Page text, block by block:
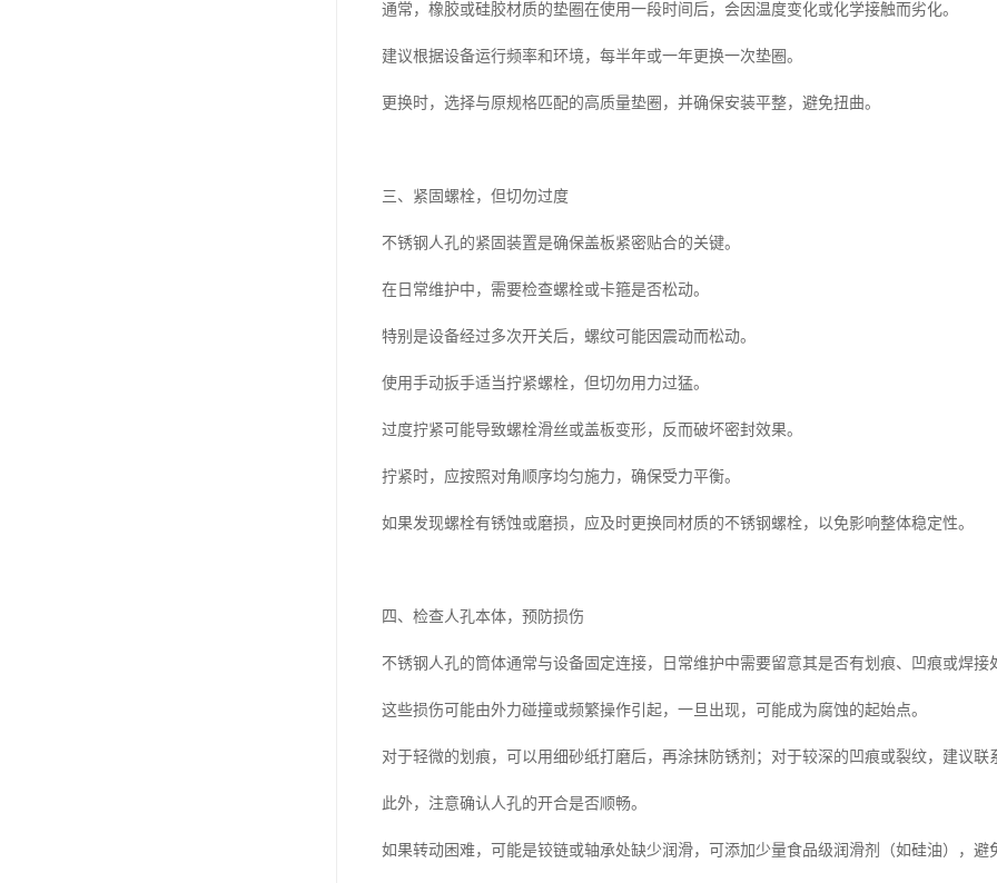
通常，橡胶或硅胶材质的垫圈在使用一段时间后，会因温度变化或化学接触而劣化。
建议根据设备运行频率和环境，每半年或一年更换一次垫圈。
更换时，选择与原规格匹配的高质量垫圈，并确保安装平整，避免扭曲。
三、紧固螺栓，但切勿过度
不锈钢人孔的紧固装置是确保盖板紧密贴合的关键。
在日常维护中，需要检查螺栓或卡箍是否松动。
特别是设备经过多次开关后，螺纹可能因震动而松动。
使用手动扳手适当拧紧螺栓，但切勿用力过猛。
过度拧紧可能导致螺栓滑丝或盖板变形，反而破坏密封效果。
拧紧时，应按照对角顺序均匀施力，确保受力平衡。
如果发现螺栓有锈蚀或磨损，应及时更换同材质的不锈钢螺栓，以免影响整体稳定性。
四、检查人孔本体，预防损伤
不锈钢人孔的筒体通常与设备固定连接，日常维护中需要留意其是否有划痕、凹痕或焊接
这些损伤可能由外力碰撞或频繁操作引起，一旦出现，可能成为腐蚀的起始点。
对于轻微的划痕，可以用细砂纸打磨后，再涂抹防锈剂；对于较深的凹痕或裂纹，建议
此外，注意确认人孔的开合是否顺畅。
如果转动困难，可能是铰链或轴承处缺少润滑，可添加少量食品级润滑剂（如硅油），避